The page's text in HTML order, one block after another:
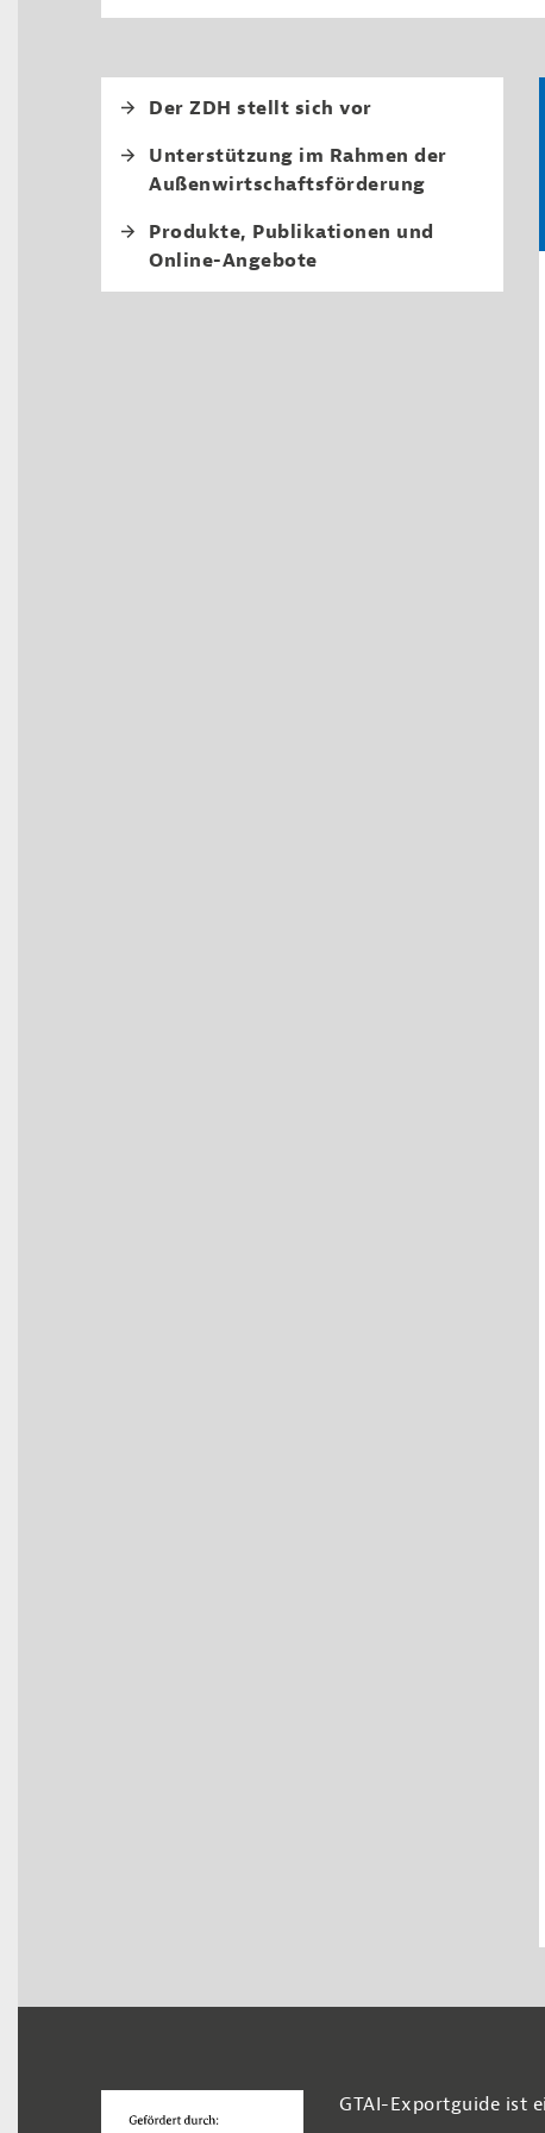
Fourth level navi
Der ZDH stellt sich vor
Unterstützung im Rahmen der
Außenwirtschaftsförderung
Produkte, Publikationen und
Online-Angebote
GTAI-Exportguide ist
Footer Navigation